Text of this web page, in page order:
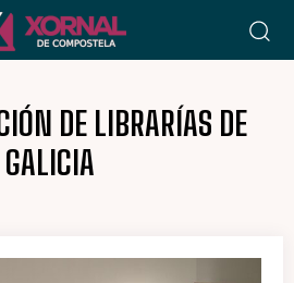
DE LIBRARÍAS DE
GALICIA